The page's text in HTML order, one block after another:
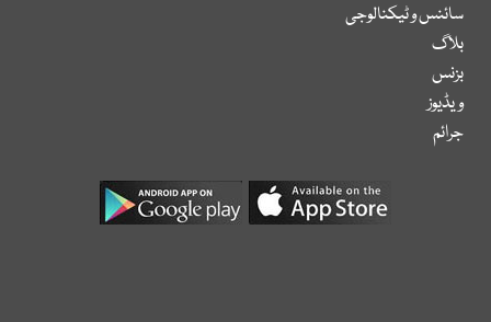
سائنس و ٹیکنالوجی
بلاگ
بزنس
ویڈیوز
جرائم